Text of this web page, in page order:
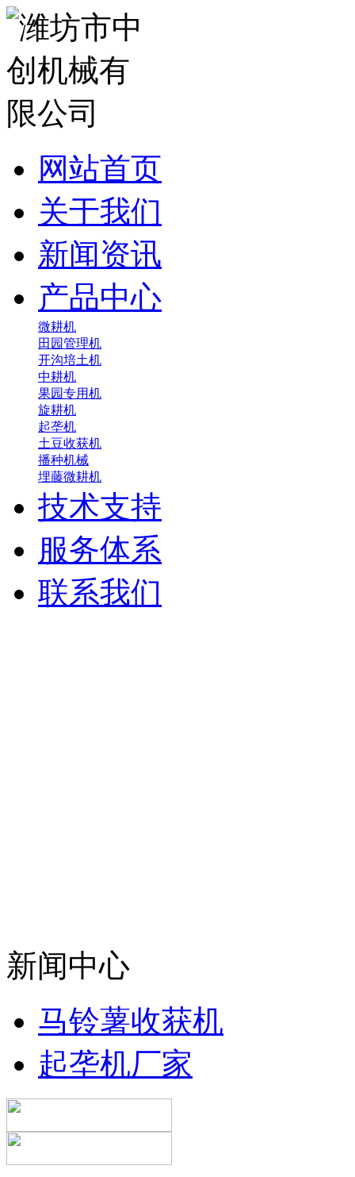
网站首页
关于我们
新闻资讯
产品中心
微耕机
田园管理机
开沟培土机
中耕机
果园专用机
旋耕机
起垄机
土豆收获机
播种机械
埋藤微耕机
技术支持
服务体系
联系我们
新闻中心
马铃薯收获机
起垄机厂家